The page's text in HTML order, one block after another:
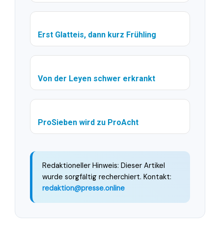
Erst Glatteis, dann kurz Frühling
Von der Leyen schwer erkrankt
ProSieben wird zu ProAcht
Redaktioneller Hinweis: Dieser Artikel
wurde sorgfältig recherchiert. Kontakt:
redaktion@presse.online